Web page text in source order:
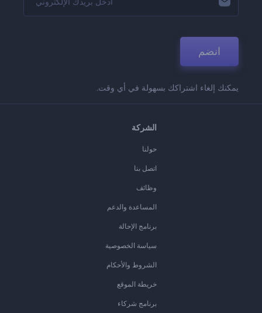
انضم
يمكنك إلغاء اشتراكك بسهولة في أي وقت.
الشركة
حولنا
اتصل بنا
وظائف
المساعدة والدعم
برنامج الإحالة
سياسة الخصوصية
الشروط والأحكام
خريطة الموقع
برنامج شركاء